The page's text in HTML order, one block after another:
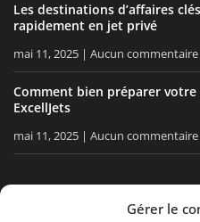
Gérer le
Les destinations d’affaires
rapidement en jet privé
mai 11, 2025 Aucun commentaire
Comment bien préparer
ExcellJets
mai 11, 2025 Aucun commentaire
RESTEZ INFORMÉ